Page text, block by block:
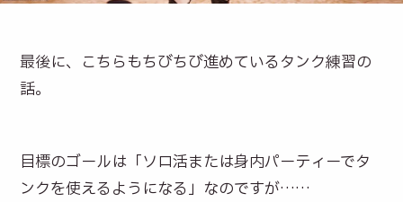
最後に、こちらもちびちび進めているタンク練習の
話。
目標のゴールは「ソロ活または身内パーティーでタ
ンクを使えるようになる」なのですが……